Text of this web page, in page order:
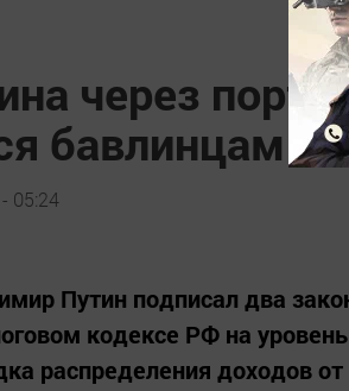
через
бавлинцам
05:24
Путин подписал два
кодексе РФ на
распределения доходов от